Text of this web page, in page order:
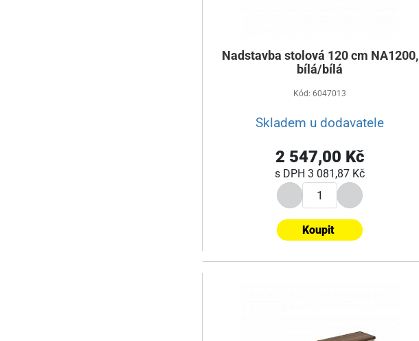
Nadstavba stolová 120 cm NA1200,
bílá/bílá
Kód: 6047013
Skladem u dodavatele
2 547,00 Kč
s DPH 3 081,87 Kč
Koupit